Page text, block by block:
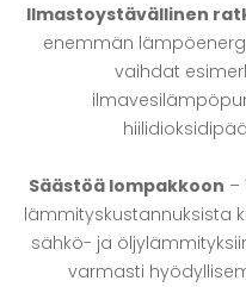
Ilmastoystävällinen
enemmän
vaihdat
Säästöä lompakkoon –
lämmityskustannuksista
sähkö- ja
varmasti